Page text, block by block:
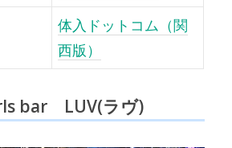
体入ドットコム（関
西版）
bar LUV(ラヴ)